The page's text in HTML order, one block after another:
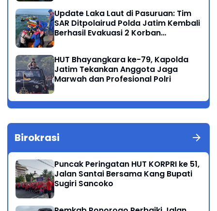
Update Laka Laut di Pasuruan: Tim
SAR Ditpolairud Polda Jatim Kembali
Berhasil Evakuasi 2 Korban
HUT Bhayangkara ke-79, Kapolda
Jatim Tekankan Anggota Jaga
Marwah dan Profesional Polri
Birokrasi
Puncak Peringatan HUT KORPRI ke 51,
Jalan Santai Bersama Kang Bupati
Sugiri Sancoko